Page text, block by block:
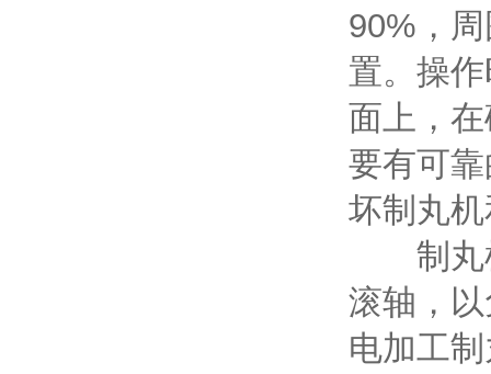
90%，
置。操
面上，
要有可
坏制丸
制丸机
滚轴，
电加工